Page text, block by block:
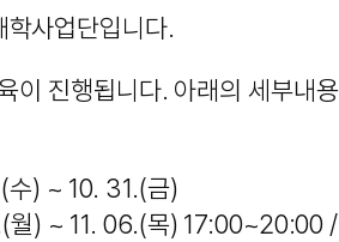
사업단입니다.
이 진행됩니다. 아래의 세부내
) ~ 10. 31.(금)
월) ~ 11. 06.(목)